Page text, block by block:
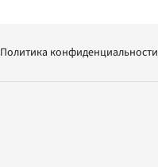
Политика конфиденциальности